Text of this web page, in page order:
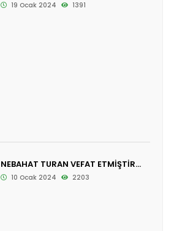
19 Ocak 2024 1391
NEBAHAT TURAN VEFAT ETMİŞTİR...
10 Ocak 2024 2203